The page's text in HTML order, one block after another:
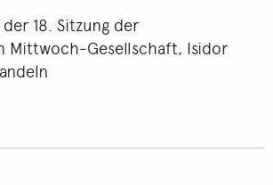
18. Sitzung der
Mittwoch-Gesellschaft, Isidor